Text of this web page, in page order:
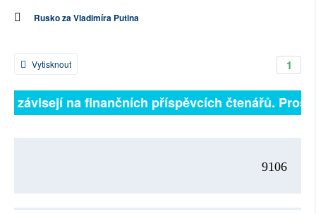
Rusko za Vladimíra Putina
1
Vytisknout
závisejí na finančních příspěvcích čtenářů.
9106